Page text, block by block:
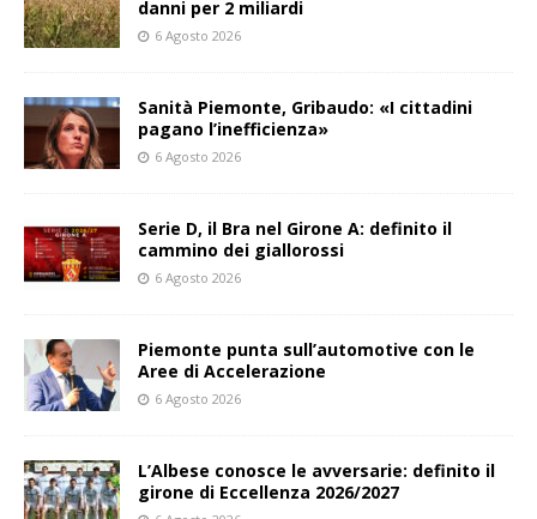
danni per 2 miliardi
6 Agosto 2026
Sanità Piemonte, Gribaudo: «I cittadini
pagano l’inefficienza»
6 Agosto 2026
Serie D, il Bra nel Girone A: definito il
cammino dei giallorossi
6 Agosto 2026
Piemonte punta sull’automotive con le
Aree di Accelerazione
6 Agosto 2026
L’Albese conosce le avversarie: definito il
girone di Eccellenza 2026/2027